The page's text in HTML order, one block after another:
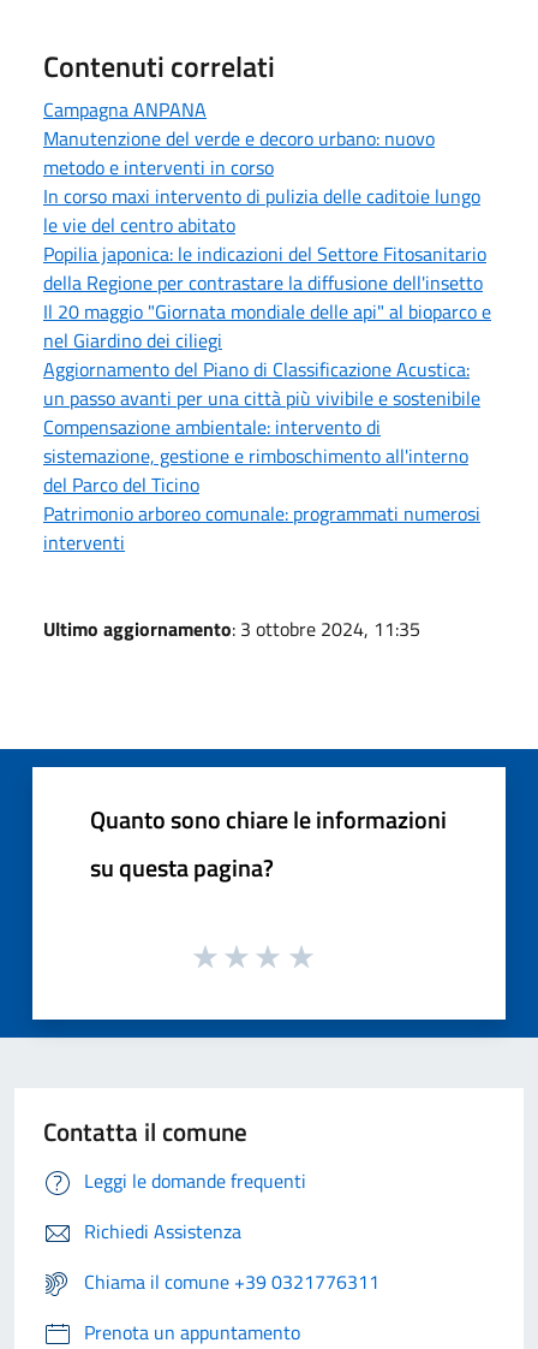
Contenuti correlati
Campagna ANPANA
Manutenzione del verde e decoro urbano: nuovo
metodo e interventi in corso
In corso maxi intervento di pulizia delle caditoie lungo
le vie del centro abitato
Popilia japonica: le indicazioni del Settore Fitosanitario
della Regione per contrastare la diffusione dell'insetto
Il 20 maggio "Giornata mondiale delle api" al bioparco e
nel Giardino dei ciliegi
Aggiornamento del Piano di Classificazione Acustica:
un passo avanti per una città più vivibile e sostenibile
Compensazione ambientale: intervento di
sistemazione, gestione e rimboschimento all'interno
del Parco del Ticino
Patrimonio arboreo comunale: programmati numerosi
interventi
Ultimo aggiornamento: 3 ottobre 2024, 11:35
Quanto sono chiare le informazioni
su questa pagina?
Contatta il comune
Leggi le domande frequenti
Richiedi Assistenza
Chiama il comune +39 0321776311
Prenota un appuntamento